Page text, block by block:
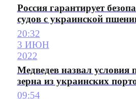
Россия гарантирует
судов с украинской
20:32
3 ИЮН
2022
Медведев назвал условия
зерна из украинских
09:54